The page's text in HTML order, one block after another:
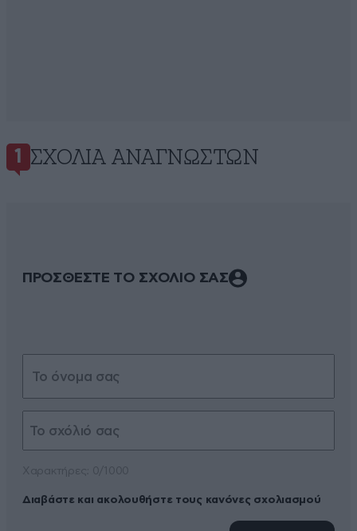
1 ΣΧΌΛΙΑ ΑΝΑΓΝΩΣΤΏΝ
ΠΡΟΣΘΕΣΤΕ ΤΟ ΣΧΟΛΙΟ ΣΑΣ
Διαβάστε και ακολουθήστε τους κανόνες σχολιασμού